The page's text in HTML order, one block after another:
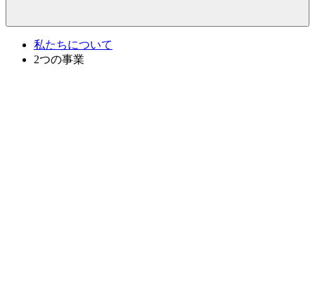
私たちについて
2つの事業